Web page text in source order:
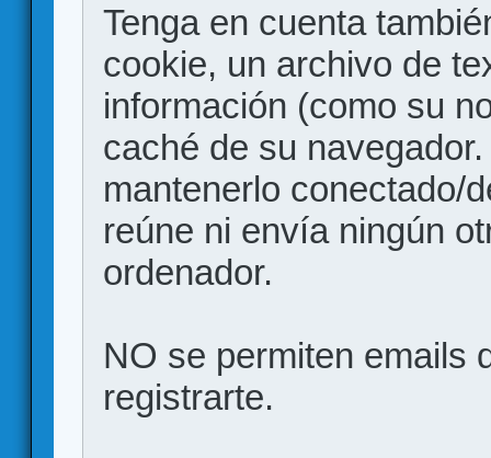
Tenga en cuenta
cookie, un archivo de
información (como su
caché de su
mantenerlo conectado/
reúne ni envía ningún
ordenador.
NO se permiten emails
registrarte.